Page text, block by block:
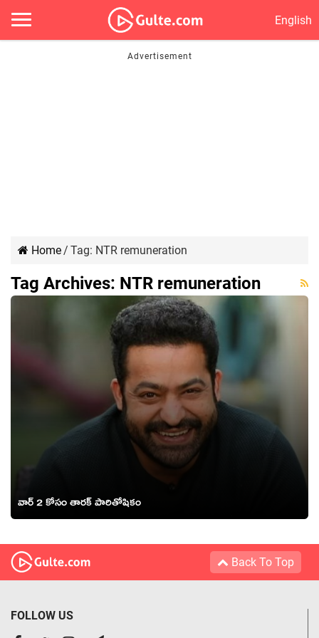
English
Home/ Tag: NTR remuneration
Tag Archives: NTR remuneration
వార్ 2 కోసం తారక్ పారితోషికం
Back To Top
FOLLOW US